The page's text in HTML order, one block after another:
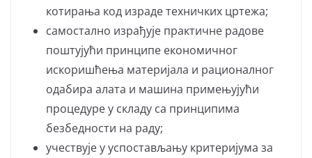
котирања код израде техничких цртежа;
самостално израђује практичне радове
поштујући принципе економичног
искоришћења материјала и рационалног
одабира алата и машина примењујући
процедуре у складу са принципима
безбедности на раду;
учествује у успостављању критеријума за